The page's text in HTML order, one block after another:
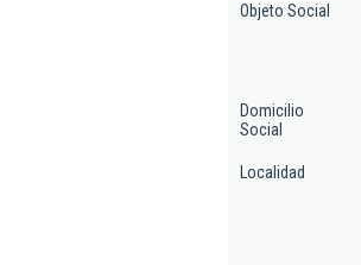
Objeto Social
Domicilio
Social
Localidad